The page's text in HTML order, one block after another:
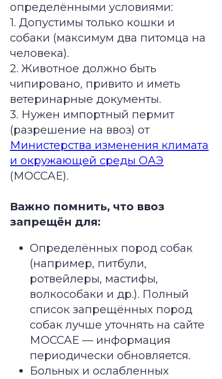
определёнными условиями:
1. Допустимы только кошки и
собаки (максимум два питомца на
человека).
2. Животное должно быть
чипировано, привито и иметь
ветеринарные документы.
3. Нужен импортный пермит
(разрешение на ввоз) от
Министерства изменения климата
и окружающей среды ОАЭ
(MOCCAE).
Важно помнить, что ввоз
запрещён для:
Определённых пород собак
(например, питбули,
ротвейлеры, мастифы,
волкособаки и др.). Полный
список запрещённых пород
собак лучше уточнять на сайте
MOCCAE — информация
периодически обновляется.
Больных и ослабленных